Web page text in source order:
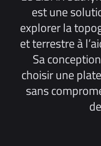
est une
explorer la
et terrestre à
Sa
choisir une
sans